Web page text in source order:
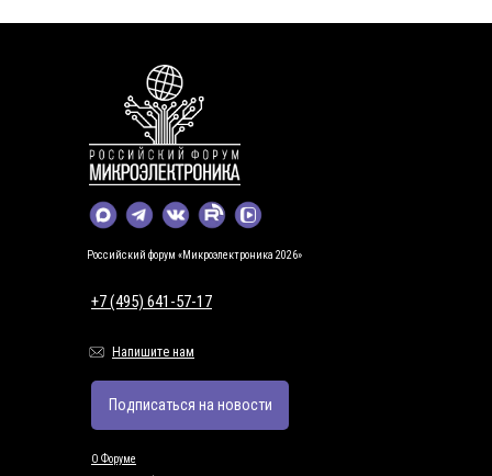
О Форуме
+7 (495) 641-57-17
Напишите нам
Российский форум «Микроэлектроника 2026»
Подписаться на новости